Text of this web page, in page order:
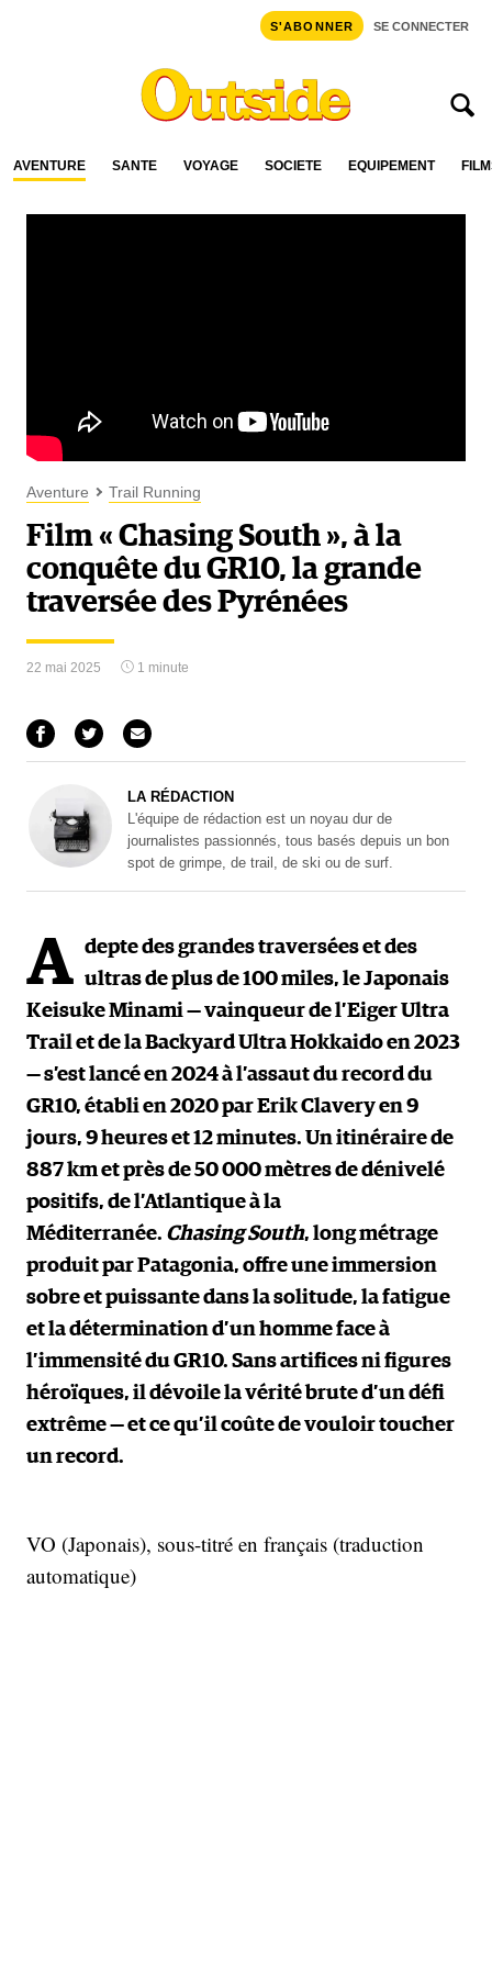
S'ABONNER SE CONNECTER
AVENTURE SANTÉ VOYAGE SOCIÉTÉ ÉQUIPEMENT
Aventure Trail Running
Film « Chasing South », à la
conquête du GR10, la grande
traversée des Pyrénées
22 mai 2025 1 minute
LA RÉDACTION
L'équipe de rédaction est un noyau dur de
journalistes passionnés, tous basés depuis un bon
spot de grimpe, de trail, de ski ou de surf.
A depte des grandes traversées et des
ultras de plus de 100 miles, le Japonais
Keisuke Minami — vainqueur de l’Eiger Ultra
Trail et de la Backyard Ultra Hokkaido en 2023
— s’est lancé en 2024 à l’assaut du record du
GR10, établi en 2020 par Erik Clavery en 9
jours, 9 heures et 12 minutes. Un itinéraire de
887 km et près de 50 000 mètres de dénivelé
positifs, de l’Atlantique à la
Méditerranée. Chasing South, long métrage
produit par Patagonia, offre une immersion
sobre et puissante dans la solitude, la fatigue
et la détermination d’un homme face à
l’immensité du GR10. Sans artifices ni figures
héroïques, il dévoile la vérité brute d’un défi
extrême — et ce qu’il coûte de vouloir toucher
un record.
VO (Japonais), sous-titré en français (traduction
automatique)